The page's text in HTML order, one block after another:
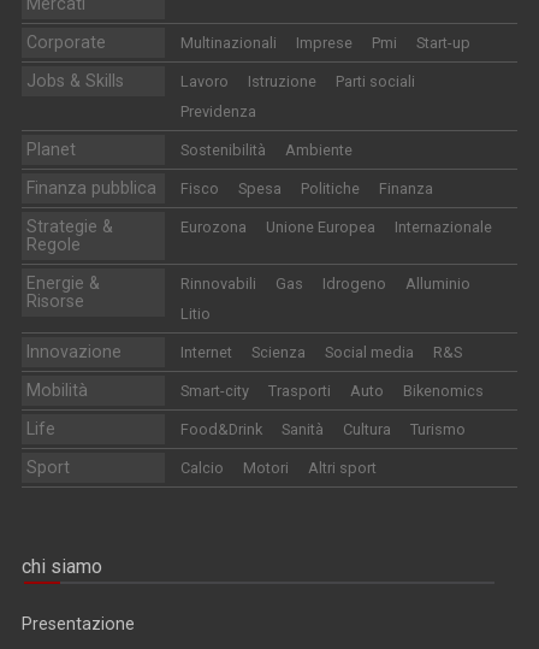
Corporate Multinazionali Imprese Pmi Start-up
Jobs & Skills Lavoro Istruzione
Parti sociali
Previdenza
Planet Sostenibilità Ambiente
Finanza pubblica Fisco Spesa Politiche Finanza
Strategie &
Regole
Eurozona Unione Europea Internazionale
Energie &
Risorse
Rinnovabili Gas Idrogeno
Alluminio
Litio
Innovazione Internet Scienza Social media R&S
Mobilità Smart-city Trasporti Auto Bikenomics
Life Food&Drink Sanità Cultura Turismo
Sport Calcio Motori Altri sport
chi siamo
Presentazione